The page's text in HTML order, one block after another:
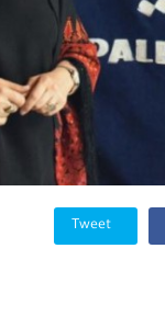
Tweet
من يضعون تلك
في حال حدوث